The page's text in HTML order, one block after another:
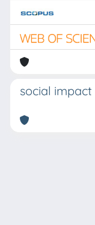
social impact